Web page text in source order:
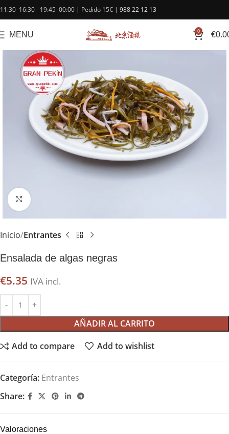
contenido
11:30–16:30 - 19:45–00:00 | Pedido 15€ | 988 22 12 13
MENU 0 €
Click to enlarge
Inicio Entrantes
Ensalada de algas negras
€5.35 IVA incl.
AÑADIR AL CARRITO
Add to compare Add to wishlist
Categoría: Entrantes
Share:
Valoraciones